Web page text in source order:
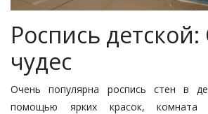
Роспись детской:
чудес
Очень популярна роспись стен в
помощью ярких красок, комната